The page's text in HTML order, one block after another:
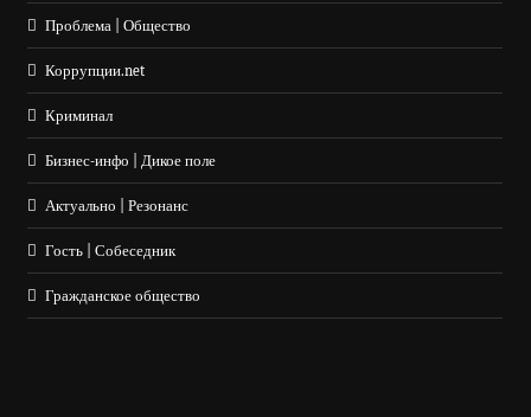
Проблема | Общество
Коррупции.net
Криминал
Бизнес-инфо | Дикое поле
Актуально | Резонанс
Гость | Собеседник
Гражданское общество